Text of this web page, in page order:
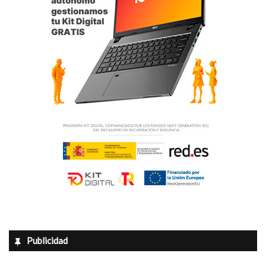
Salas especiales con plantas tipo madre
Las detenciones y los registros efectuados, pusieron de
manifiesto el gran potencial de producción que tenía la
organización y la compleja distribución de las plantaciones
desmanteladas.
Utilizaban uno de los emplazamientos como
“centro de
producción de esquejes”, seleccionando así las de mayor
calidad en una sala especial, donde se hallaron 25 plantas
tipo madre bajo luz directa proporcionada por lámparas de
alta intensidad lumínica y aparatos de extracción de aire.
crecimiento y floración podrían estar produciendo entre
Publicidad